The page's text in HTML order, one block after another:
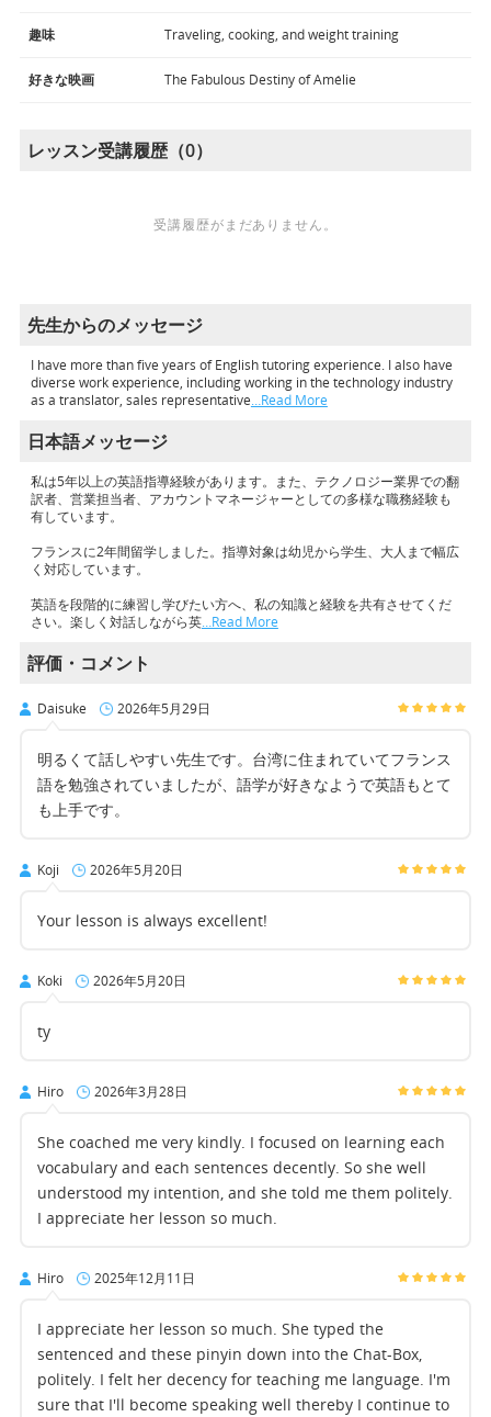
趣味 Traveling, cooking, and weight training
好きな映画 The Fabulous Destiny of Amélie
レッスン受講履歴（0）
受講履歴がまだありません。
先生からのメッセージ
I have more than five years of English tutoring experience. I also have
diverse work experience, including working in the technology industry
as a translator, sales representative…Read More
日本語メッセージ
私は5年以上の英語指導経験があります。また、テクノロジー業界での翻
訳者、営業担当者、アカウントマネージャーとしての多様な職務経験も
有しています。
フランスに2年間留学しました。指導対象は幼児から学生、大人まで幅広
く対応しています。
英語を段階的に練習し学びたい方へ、私の知識と経験を共有させてくだ
さい。楽しく対話しながら英…Read More
評価・コメント
Daisuke 2026年5月29日
明るくて話しやすい先生です。台湾に住まれていてフランス
語を勉強されていましたが、語学が好きなようで英語もとて
も上手です。
Koji 2026年5月20日
Your lesson is always excellent!
Koki 2026年5月20日
ty
Hiro 2026年3月28日
She coached me very kindly. I focused on learning each
vocabulary and each sentences decently. So she well
understood my intention, and she told me them politely.
I appreciate her lesson so much.
Hiro 2025年12月11日
I appreciate her lesson so much. She typed the
sentenced and these pinyin down into the Chat-Box,
politely. I felt her decency for teaching me language. I'm
sure that I'll become speaking well thereby I continue to